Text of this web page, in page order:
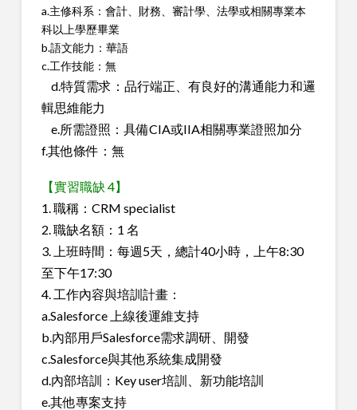
a.主修科系：會計、財務、審計學、法學或相關專業本
科以上學歷畢業
b.語文能力：華語
c.工作技能：無
d.特質需求：品行端正、有良好的溝通能力和邏
輯思維能力
e.所需證照：具備CIA或IIA相關專業證照加分
f.其他條件：無
【實習職缺 4】
1. 職稱：CRM specialist
2. 職缺名額：1 名
3. 上班時間：每週5天，總計40小時，上午8:30
至下午17:30
4. 工作內容與培訓計畫：
a.Salesforce 上線後運維支持
b.內部用戶Salesforce需求調研、開發
c.Salesforce與其他系統集成開發
d.內部培訓：Key user培訓、新功能培訓
e.其他專案支持